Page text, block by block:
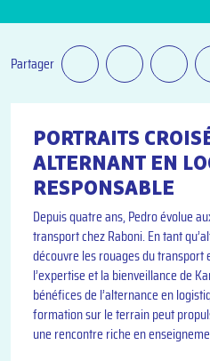
Partager
PORTRAITS
ALTERNANT EN
RESPONSABLE
Depuis quatre ans, Pedro évolue
transportchezRaboni. En tant
découvre les rouages du
l’expertise et la bienveillance de
bénéfices de l’alternance en
formation sur le terrain peut
une rencontre riche en